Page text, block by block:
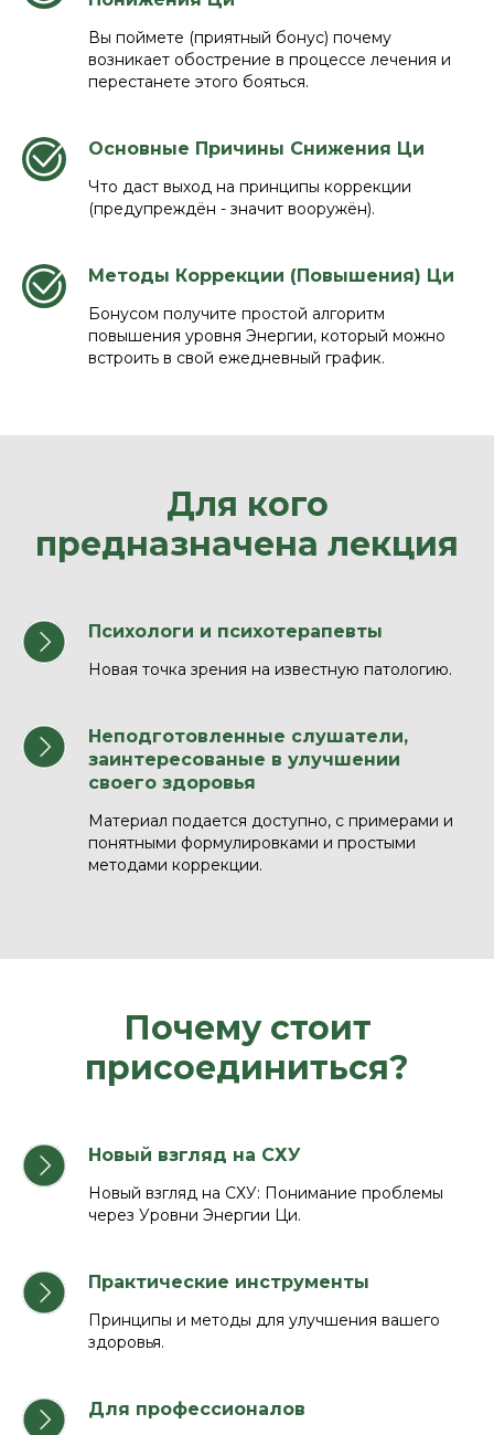
Вы поймете (приятный бонус) почему
возникает обострение в процессе лечения и
перестанете этого бояться.
Основные Причины Снижения Ци
Что даст выход на принципы коррекции
(предупреждён - значит вооружён).
Методы Коррекции (Повышения) Ци
Бонусом получите простой алгоритм
повышения уровня Энергии, который можно
встроить в свой ежедневный график.
Для кого
предназначена лекция
Психологи и психотерапевты
Новая точка зрения на известную патологию.
Неподготовленные слушатели,
заинтересованые в улучшении
своего здоровья
Материал подается доступно, с примерами и
понятными формулировками и простыми
методами коррекции.
Почему стоит
присоединиться?
Новый взгляд на СХУ
Новый взгляд на СХУ: Понимание проблемы
через Уровни Энергии Ци.
Практические инструменты
Принципы и методы для улучшения вашего
здоровья.
Для профессионалов